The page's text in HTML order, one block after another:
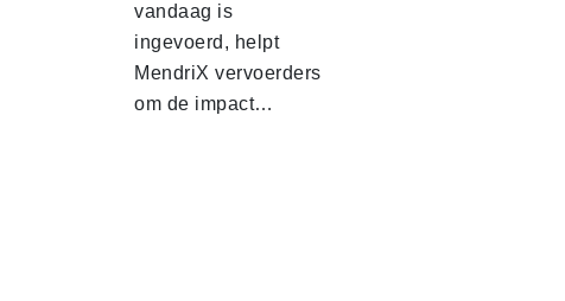
vandaag is
ingevoerd, helpt
MendriX vervoerders
om de impact…